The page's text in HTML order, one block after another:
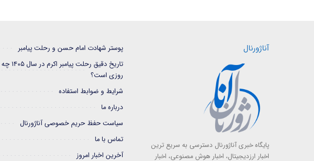
آناژورنال
پایگاه خبری آناژورنال دسترسی به سریع ترین
اخبار ارزدیجیتال، اخبار هوش مصنوعی، اخبار
پوستر شهادت امام حسن و رحلت پیامبر
تاریخ دقیق رحلت پیامبر اکرم در سال ۱۴۰۵ چه
روزی است؟
شرایط و ضوابط استفاده
درباره ما
سیاست حفظ حریم خصوصی آناژورنال
تماس با ما
آخرین اخبار امروز